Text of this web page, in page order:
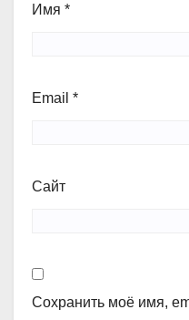
Имя *
Email *
Сайт
Сохранить моё имя,